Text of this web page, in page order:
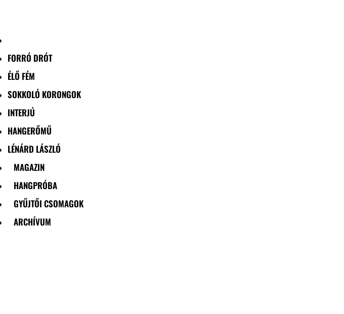
FORRÓ DRÓT
ÉLŐ FÉM
SOKKOLÓ KORONGOK
INTERJÚ
HANGERŐMŰ
LÉNÁRD LÁSZLÓ
MAGAZIN
HANGPRÓBA
GYŰJTŐI CSOMAGOK
ARCHÍVUM